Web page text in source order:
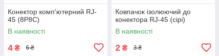
Конектор комп'ютерний RJ-
45 (8P8C)
В наявності
4 ₴ 6 ₴
Ковпачок ізолюючий до
конектора RJ-45 (сірі)
В наявності
2 ₴ 3 ₴